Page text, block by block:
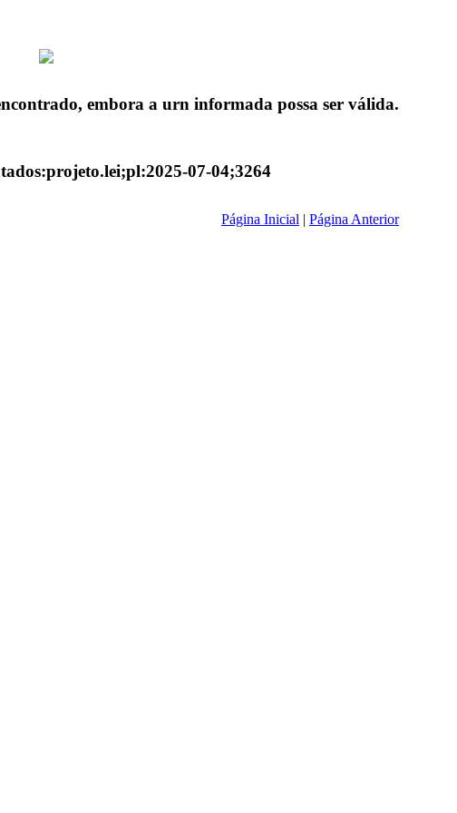
embora a urn informada possa ser válida.
07-04;3264
Página Inicial | Página Anterior